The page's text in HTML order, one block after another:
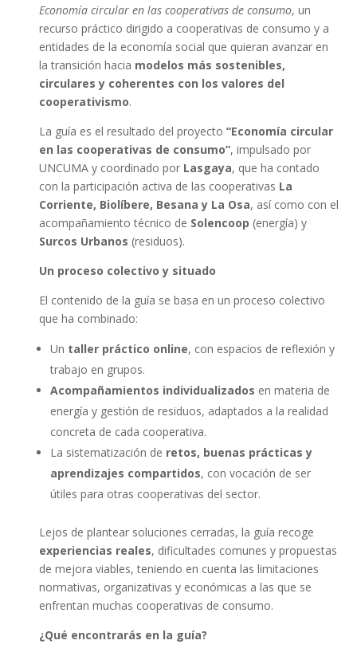
Economía circular en las cooperativas de consumo, un
recurso práctico dirigido a cooperativas de consumo y a
entidades de la economía social que quieran avanzar en
la transición hacia modelos más sostenibles,
circulares y coherentes con los valores del
cooperativismo.
La guía es el resultado del proyecto“Economía circular
en las cooperativas de consumo”, impulsado por
UNCUMA y coordinado por Lasgaya, que ha contado
con la participación activa de las cooperativas La
Corriente, Biolíbere, Besana y La Osa, así como con el
acompañamiento técnico de Solencoop (energía) y
Surcos Urbanos (residuos).
Un proceso colectivo y situado
El contenido de la guía se basa en un proceso colectivo
que ha combinado:
Un taller práctico online, con espacios de reflexión y
trabajo en grupos.
Acompañamientos individualizados en materia de
energía y gestión de residuos, adaptados a la realidad
concreta de cada cooperativa.
La sistematización de retos, buenas prácticas y
aprendizajes compartidos, con vocación de ser
útiles para otras cooperativas del sector.
Lejos de plantear soluciones cerradas, la guía recoge
experiencias reales, dificultades comunes y propuestas
de mejora viables, teniendo en cuenta las limitaciones
normativas, organizativas y económicas a las que se
enfrentan muchas cooperativas de consumo.
¿Qué encontrarás en la guía?